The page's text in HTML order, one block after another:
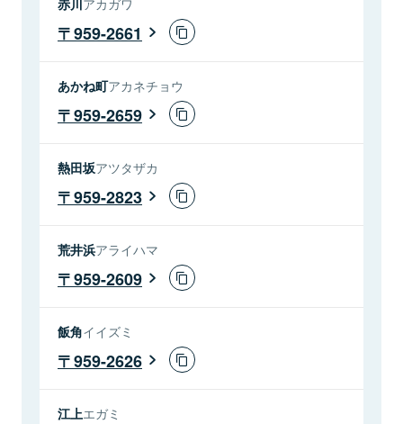
959-2661
あかね町アカネチョウ
959-2659
熱田坂アツタザカ
959-2823
荒井浜アライハマ
959-2609
飯角イイズミ
959-2626
江上エガミ